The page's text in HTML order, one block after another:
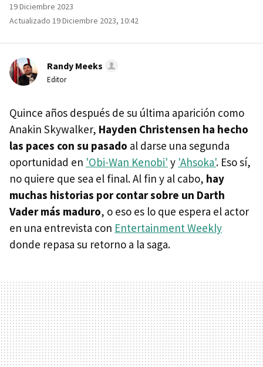
19 Diciembre 2023
Actualizado 19 Diciembre 2023, 10:42
Randy Meeks
Editor
Quince años después de su última aparición como
Anakin Skywalker, Hayden Christensen ha hecho
las paces con su pasado al darse una segunda
oportunidad en 'Obi-Wan Kenobi' y 'Ahsoka'. Eso sí,
no quiere que sea el final. Al fin y al cabo, hay
muchas historias por contar sobre un Darth
Vader más maduro, o eso es lo que espera el actor
en una entrevista con Entertainment Weekly
donde repasa su retorno a la saga.